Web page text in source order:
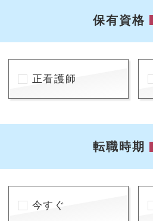
保有資格
正看護師
転職時期
今すぐ